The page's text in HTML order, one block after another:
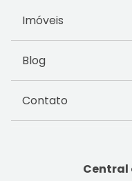
Imóveis
Blog
Contato
Central